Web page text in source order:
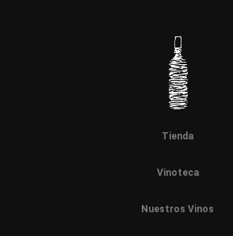
Tienda
Vinoteca
Nuestros Vinos